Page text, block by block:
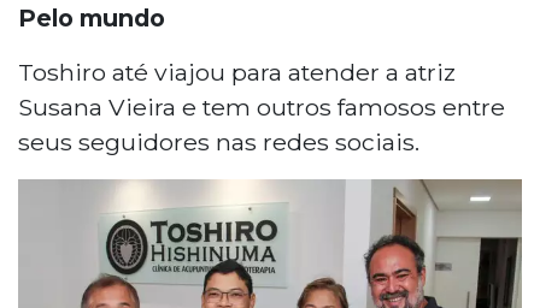
Pelo mundo
Toshiro até viajou para atender a atriz
Susana Vieira e tem outros famosos entre
seus seguidores nas redes sociais.